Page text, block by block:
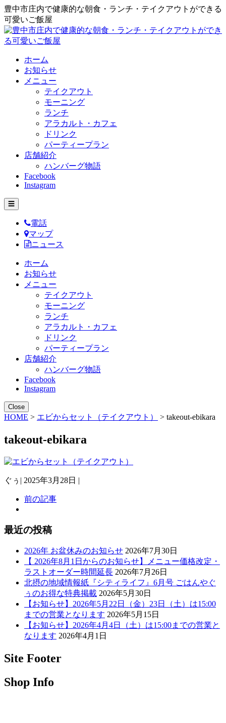
豊中市庄内で健康的な朝食・ランチ・テイクアウトができる
可愛いご飯屋
ホーム
お知らせ
メニュー
テイクアウト
モーニング
ランチ
アラカルト・カフェ
ドリンク
パーティープラン
店舗紹介
ハンバーグ物語
Facebook
Instagram
☰
電話
マップ
ニュース
ホーム
お知らせ
メニュー
テイクアウト
モーニング
ランチ
アラカルト・カフェ
ドリンク
パーティープラン
店舗紹介
ハンバーグ物語
Facebook
Instagram
Close
HOME > エビからセット（テイクアウト） > takeout-ebikara
takeout-ebikara
ぐぅ | 2025年3月28日 |
前の記事
最近の投稿
2026年 お盆休みのお知らせ 2026年7月30日
【 2026年8月1日からのお知らせ】メニュー価格改定・
ラストオーダー時間延長 2026年7月26日
北摂の地域情報紙『シティライフ』6月号 ごはんやぐ
ぅのお得な特典掲載 2026年5月30日
【お知らせ】2026年5月22日（金）23日（土）は15:00
までの営業となります 2026年5月15日
【お知らせ】2026年4月4日（土）は15:00までの営業と
なります 2026年4月1日
Site Footer
Shop Info